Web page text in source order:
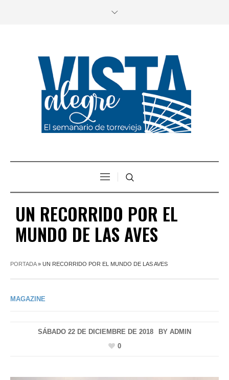
UN RECORRIDO POR EL
MUNDO DE LAS AVES
PORTADA» UN RECORRIDO POR EL MUNDO DE LAS AVES
MAGAZINE
SÁBADO 22 DE DICIEMBRE DE 2018 BY ADMIN
0